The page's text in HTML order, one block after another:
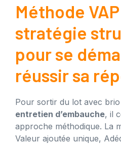
Méthode
stratégie
pour se
réussir sa
Pour sortir du lot avec brio
entretien d’embauche, il
approche méthodique. La
Valeur ajoutée unique,